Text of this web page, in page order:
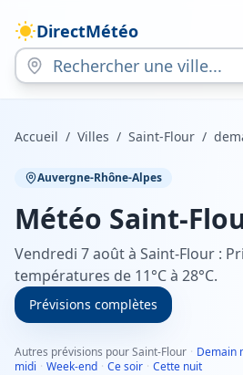
DirectMétéo
Accueil / Villes / Saint-Flour /
Auvergne-Rhône-Alpes
Météo Saint-
Vendredi 7 août à Saint-Flour :
températures de 11°C à 28°C.
Prévisions complètes
Autres prévisions pour Saint-Flour · Demain
midi · Week-end · Ce soir · Cette nuit